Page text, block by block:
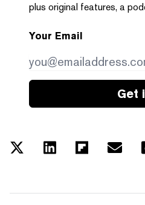
plus original features, a
Your Email
Get